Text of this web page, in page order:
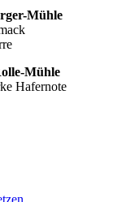
Mühle
Mühle
Hafernote